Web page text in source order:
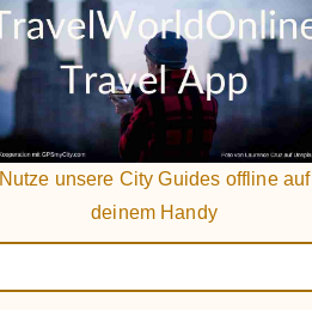
Nutze unsere City Guides offline auf
deinem Handy